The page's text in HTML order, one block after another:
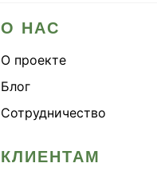
О НАС
О проекте
Блог
Сотрудничество
КЛИЕНТАМ